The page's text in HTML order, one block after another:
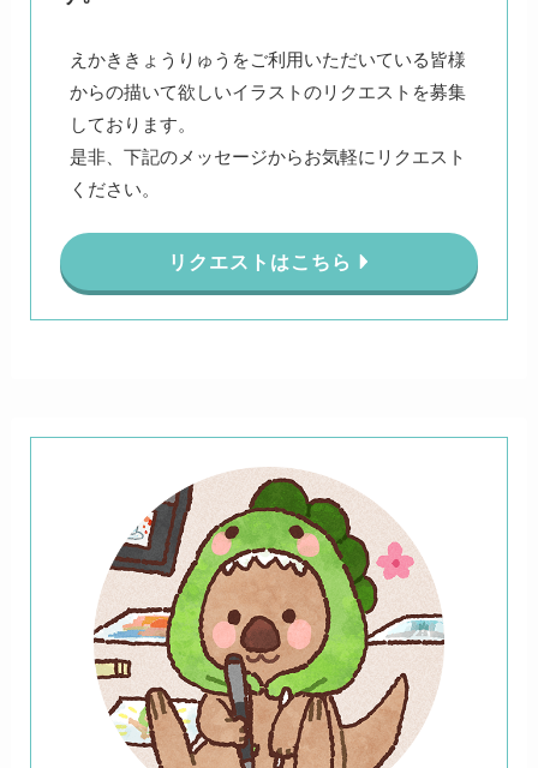
えかききょうりゅうをご利用いただいている皆様
からの描いて欲しいイラストのリクエストを募集
しております。
是非、下記のメッセージからお気軽にリクエスト
ください。
リクエストはこちら